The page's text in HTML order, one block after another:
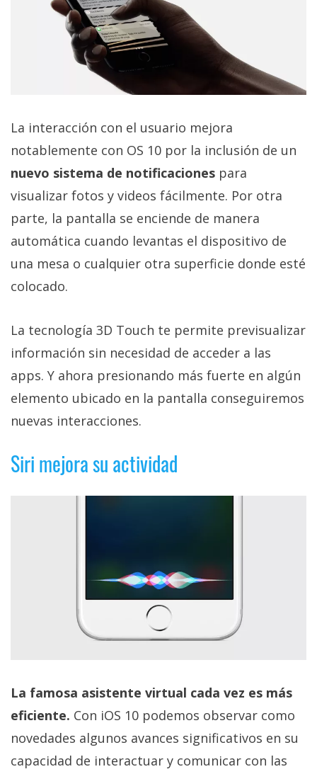
Cambiar
opciones
Legal
comunicación
digital donde
encontrarás
todas las
noticias sobre
tecnología,
ordenadores,
apps,
comparativas,
trucos y
tutoriales.
El Grupo
Informático
(CC) 2006-
2026.Algunos
La interacción con el usuario mejora
notablemente con OS 10 por la inclusión de un
nuevo sistema de notificaciones para
visualizar fotos y videos fácilmente. Por otra
parte, la pantalla se enciende de manera
automática cuando levantas el dispositivo de
una mesa o cualquier otra superficie donde esté
colocado.
La tecnología 3D Touch te permite previsualizar
información sin necesidad de acceder a las
apps. Y ahora presionando más fuerte en algún
elemento ubicado en la pantalla conseguiremos
nuevas interacciones.
Siri mejora su actividad
La famosa asistente virtual cada vez es más
eficiente. Con iOS 10 podemos observar como
novedades algunos avances significativos en su
capacidad de interactuar y comunicar con las